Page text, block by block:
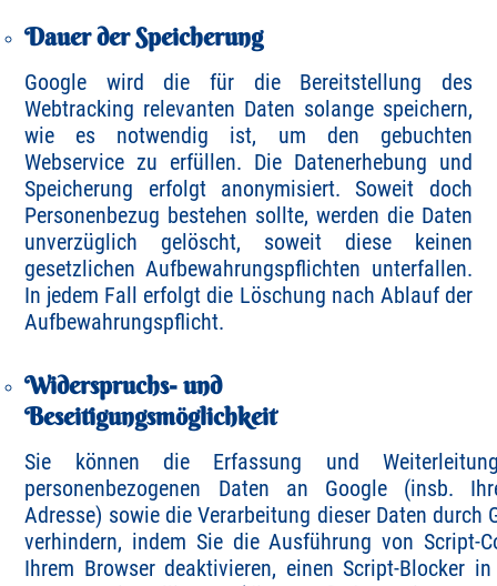
Dauer der Speicherung
Google wird die für die Bereitstellung des
Webtracking relevanten Daten solange speichern,
wie es notwendig ist, um den gebuchten
Webservice zu erfüllen. Die Datenerhebung und
Speicherung erfolgt anonymisiert. Soweit doch
Personenbezug bestehen sollte, werden die Daten
unverzüglich gelöscht, soweit diese keinen
gesetzlichen Aufbewahrungspflichten unterfallen.
In jedem Fall erfolgt die Löschung nach Ablauf der
Aufbewahrungspflicht.
Widerspruchs- und
Beseitigungsmöglichkeit
Sie können die Erfassung und
personenbezogenen Daten an Google (insb.
Adresse) sowie die Verarbeitung dieser Daten durch
verhindern, indem Sie die Ausführung von Script-
Ihrem Browser deaktivieren, einen Script-Blocker